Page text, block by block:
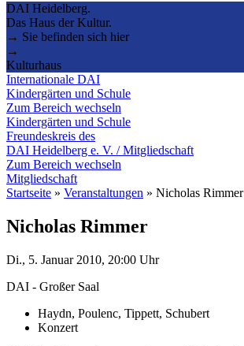
DAI Heidelberg.
Das Haus der Kultur.
→ Sie befinden sich hier
→
Kulturhaus
Internationale DAI
Kindergärten und Schule
Zum Bereich wechseln
Kindergärten und Schule
Freundeskreis des
DAI Heidelberg e. V. / Mitgliedschaft
Zum Bereich wechseln
Mitgliedschaft
Startseite » Veranstaltungen » Nicholas Rimmer
Nicholas Rimmer
Di., 5. Januar 2010, 20:00 Uhr
DAI - Großer Saal
Haydn, Poulenc, Tippett, Schubert
Konzert